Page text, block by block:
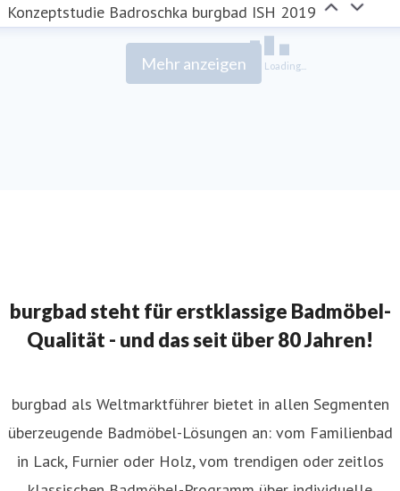
Konzeptstudie Badroschka burgbad ISH 2019
Mehr anzeigen Loading...
burgbad steht für erstklassige Badmöbel-
Qualität - und das seit über 80 Jahren!
burgbad als Weltmarktführer bietet in allen Segmenten
überzeugende Badmöbel-Lösungen an: vom Familienbad
in Lack, Furnier oder Holz, vom trendigen oder zeitlos
klassischen Badmöbel-Programm über individuelle